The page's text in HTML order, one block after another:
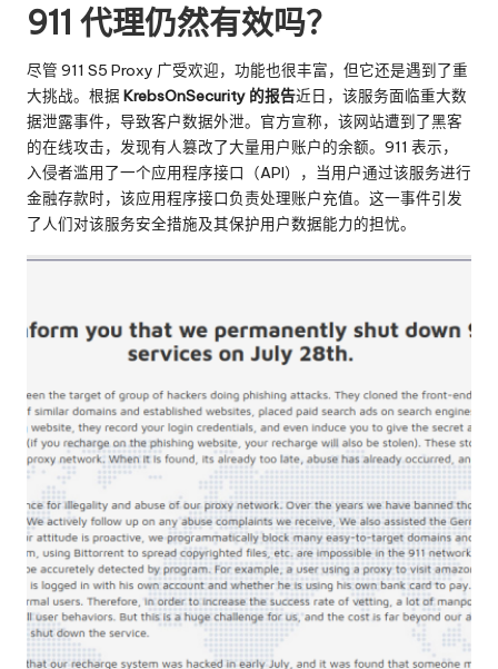
911 代理仍然有效吗？
尽管 911 S5 Proxy 广受欢迎，功能也很丰富，但它还是遇到了重
大挑战。根据 KrebsOnSecurity 的报告近日，该服务面临重大数
据泄露事件，导致客户数据外泄。官方宣称，该网站遭到了黑客
的在线攻击，发现有人篡改了大量用户账户的余额。911 表示，
入侵者滥用了一个应用程序接口（API），当用户通过该服务进行
金融存款时，该应用程序接口负责处理账户充值。这一事件引发
了人们对该服务安全措施及其保护用户数据能力的担忧。